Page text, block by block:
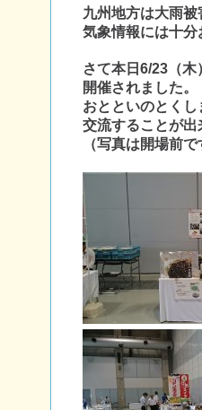
九州地方は大雨被
気象情報には十分
さて本日6/23（
開催されました。
おとといのとくし
交流することが出
（写真は開場前で